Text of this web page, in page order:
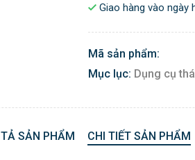
Giao hàng vào ngày
Mã sản phẩm:
Mục lục: Dụng cụ
SẢN PHẨM CHI TIẾT SẢN PHẨM